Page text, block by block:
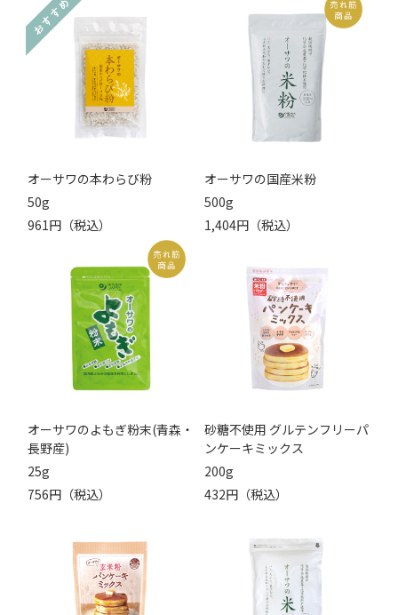
オーサワの本わらび粉
50g
961円（税込）
オーサワの国産米粉
500g
1,404円（税込）
オーサワのよもぎ粉末(青森・
長野産)
25g
756円（税込）
砂糖不使用 グルテンフリーパ
ンケーキミックス
200g
432円（税込）